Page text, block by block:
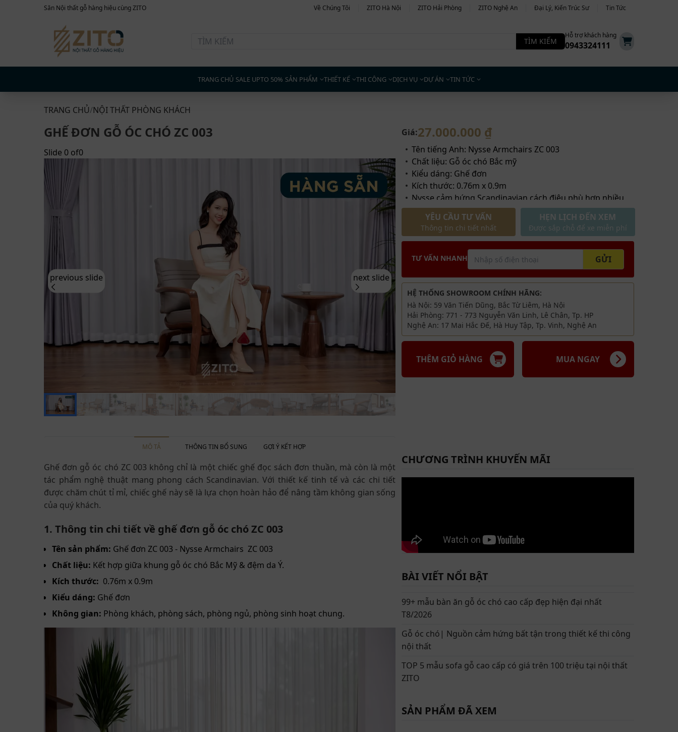
Săn Nội thất gỗ hàng hiệu cùng ZITO Về Chúng Tôi ZITO Hà Nội ZITO Hải Phòng ZITO Nghệ An Đại Lý, Kiến Trúc Sư Tin Tức
TÌM KIẾM
Hỗ trợ khách hàng
0943324111
TRANG CHỦ SALE UPTO 50% SẢN PHẨM THIẾT KẾ THI CÔNG DỊCH VỤ DỰ ÁN TIN TỨC
TRANG CHỦ/NỘI THẤT PHÒNG KHÁCH
GHẾ ĐƠN GỖ ÓC CHÓ ZC 003
Slide 0 of0
previous slide next slide
Giá:27.000.000 ₫
Tên tiếng Anh: Nysse Armchairs ZC 003
Chất liệu: Gỗ óc chó Bắc mỹ
Kiểu dáng: Ghế đơn
Kích thước: 0.76m x 0.9m
Nysse cảm hứng Scandinavian cách điệu phù hợp nhiều
phong cách
Phần ngồi sâu, thoải mái, thư thái khi ngồi đọc sách.
Chân sau và tựa lưng cách điệu những đường cong uyển
Tay tạo góc vuông phù hợp với thói quen, trải nghiệm
Bày trí: Bày trí 2 ghế kết hợp cùng bàn trà. Hoặc bày trí kết
hợp cùng sofa.
Không gian: Phòng khách, phòng sách, phòng ngủ,
phòng sinh hoạt chung.
YÊU CẦU TƯ VẤN
Thông tin chi tiết nhất
HẸN LỊCH ĐẾN XEM
Được sắp chỗ để xe miễn phí
TƯ VẤN NHANH GỬI
HỆ THỐNG SHOWROOM CHÍNH HÃNG:
Hà Nội: 59 Văn Tiến Dũng, Bắc Từ Liêm, Hà Nội
Hải Phòng: 771 - 773 Nguyễn Văn Linh, Lê Chân, Tp. HP
Nghệ An: 17 Mai Hắc Đế, Hà Huy Tập, Tp. Vinh, Nghệ An
THÊM GIỎ HÀNG MUA NGAY
MÔ TẢ THÔNG TIN BỔ SUNG GỢI Ý KẾT HỢP
Ghế đơn gỗ óc chó ZC 003 không chỉ là một chiếc ghế đọc sách đơn thuần, mà còn là một
tác phẩm nghệ thuật mang phong cách Scandinavian. Với thiết kế tinh tế và các chi tiết
được chăm chút tỉ mỉ, chiếc ghế này sẽ là lựa chọn hoàn hảo để nâng tầm không gian sống
của quý khách.
1. Thông tin chi tiết về ghế đơn gỗ óc chó ZC 003
Tên sản phẩm: Ghế đơn ZC 003 - Nysse Armchairs ZC 003
Chất liệu: Kết hợp giữa khung gỗ óc chó Bắc Mỹ & đệm da Ý.
Kích thước: 0.76m x 0.9m
Kiểu dáng: Ghế đơn
Không gian: Phòng khách, phòng sách, phòng ngủ, phòng sinh hoạt chung.
CHƯƠNG TRÌNH KHUYẾN MÃI
BÀI VIẾT NỔI BẬT
99+ mẫu bàn ăn gỗ óc chó cao cấp đẹp hiện đại nhất
T8/2026
Gỗ óc chó| Nguồn cảm hứng bất tận trong thiết kế thi công
nội thất
TOP 5 mẫu sofa gỗ cao cấp có giá trên 100 triệu tại nội thất
ZITO
SẢN PHẨM ĐÃ XEM